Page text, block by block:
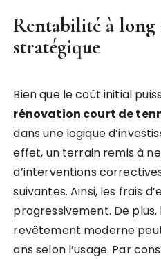
Rentabilité à
stratégique
Bien que le coût initial
rénovation court de
dans une logique
effet, un terrain remis à
d’interventions
suivantes. Ainsi, les frais
progressivement. De plus,
revêtement moderne
ans selon l’usage. Par